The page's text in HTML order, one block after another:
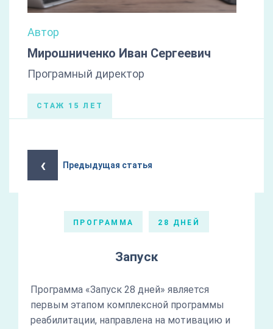
Автор
Мирошниченко Иван Сергеевич
Програмный директор
СТАЖ 15 ЛЕТ
‹ Предыдущая статья
ПРОГРАММА 28 ДНЕЙ
Запуск
Программа «Запуск 28 дней» является
первым этапом комплексной программы
реабилитации, направлена на мотивацию и